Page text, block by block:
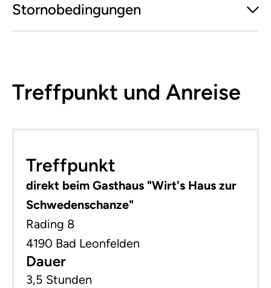
Stornobedingungen
Treffpunkt und Anreise
−
Treffpunkt
direkt beim Gasthaus "Wirt's Haus zur
Schwedenschanze"
Rading 8
4190 Bad Leonfelden
Dauer
3,5 Stunden